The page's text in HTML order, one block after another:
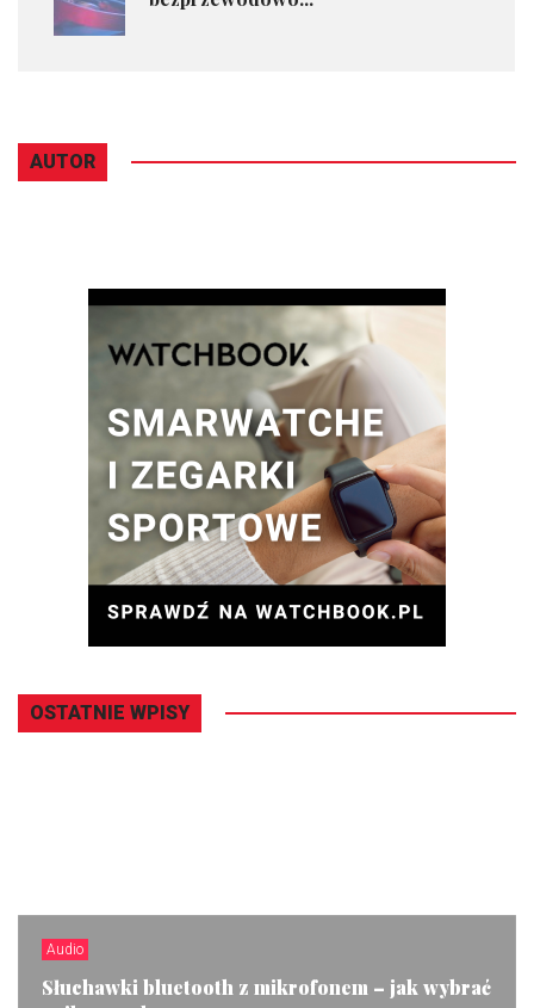
AUTOR
OSTATNIE WPISY
Audio
Słuchawki bluetooth z mikrofonem – jak wybrać